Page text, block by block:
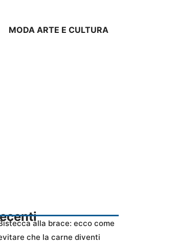
MODA ARTE E CULTURA
alla brace: ecco come
che la carne diventi